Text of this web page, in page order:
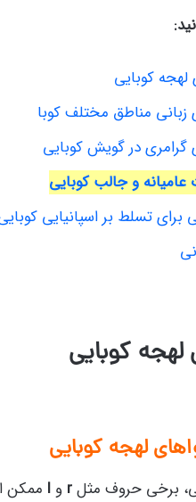
کوبایی
مناطق مختلف کوبا
در گویش کوبایی
و جالب کوبایی
برای تسلط بر اسپانیایی
کوبایی
لهجه کوبایی
برخی حروف مثلr و l ممکن